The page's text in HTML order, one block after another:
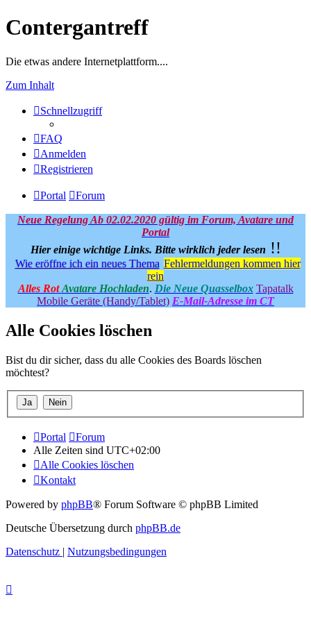
Contergantreff
Die etwas andere Internetplattform....
Zum Inhalt
Schnellzugriff
FAQ
Anmelden
Registrieren
Portal Forum
Neue Regelung Ab 02.02.2020 gültig im Forum, Avatare und
Portal
Hier einige wichtige Links. Bitte wirklich jeder lesen !!
Wie eröffne ich ein neues Thema Fehlermeldungen kommen hier
rein
Alles Rot Avatare Hochladen. Die Neue Quasselbox Tapatalk
Mobile Geräte (Handy/Tablet) E-Mail-Adresse im CT
Alle Cookies löschen
Bist du dir sicher, dass du alle Cookies des Boards löschen
möchtest?
Portal
Forum
Alle Zeiten sind UTC+02:00
Alle Cookies löschen
Kontakt
Powered by phpBB® Forum Software © phpBB Limited
Deutsche Übersetzung durch phpBB.de
Datenschutz | Nutzungsbedingungen